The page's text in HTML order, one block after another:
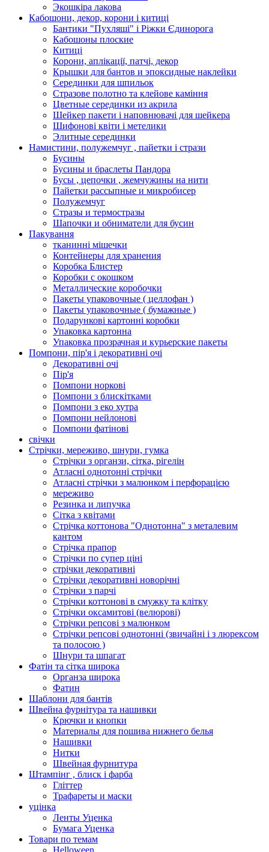
Экошкiра лакова
Кабошони, декор, корони і китиці
Бантики "Пухляші" і Ріжки Єдинорога
Кабошоны плоские
Китиці
Корони, аплікації, патчі, декор
Крышки для бантов и эпоксидные наклейки
Серединки для шпильок
Стразове полотно та клейове каміння
Цветные серединки из акрила
Шейкер пакети і наповнювачі для шейкера
Шифонові квіти і метелики
Элитные серединки
Намистини, полужемчуг , пайетки і стрази
Бусины
Бусины и браслеты Пандора
Бусы , цепочки , жемчужины на нити
Пайетки рассыпные и микробисер
Полужемчуг
Стразы и термостразы
Шапочки и обниматели для бусин
Пакування
тканинні мішечки
Контейнеры для хранения
Коробка Блистер
Коробки с окошком
Металлические коробочки
Пакеты упаковочные ( целлофан )
Пакеты упаковочные ( бумажные )
Подарункові картонні коробки
Упаковка картонна
Упаковка прозрачная и курьерские пакеты
Помпони, пір'я і декоративні очі
Декоративні очі
Пір'я
Помпони норкові
Помпони з блискітками
Помпони з еко хутра
Помпони нейлонові
Помпони фатінові
свічки
Стрічки, мереживо, шнури, гумка
Стрічки з органзи, сітка, рігелін
Атласні однотонні стрічки
Атласні стрічки з малюнком і перфорацією
мереживо
Резинка и липучка
Сітка з квітами
Стрічка коттонова "Однотонна" з металевим
кантом
Стрічка прапор
Стрічки по супер ціні
стрічки декоративні
Стрічки декоративні новорічні
Стрічки з парчі
Стрічки коттонові в смужку та клітку
Стрічки оксамитові (велюрові)
Стрічки репсові з малюнком
Стрічки репсові однотонні (звичайні і з люрексом
та полосою )
Шнури та шпагат
Фатін та сітка широка
Органза широка
Фатин
Шаблони для бантів
Швейна фурнітура та нашивки
Крючки и кнопки
Материалы для пошива нижнего белья
Нашивки
Нитки
Швейная фурнитура
Штампінг , блиск і фарба
Гліттер
Трафареты и маски
уцінка
Ленты Уценка
Бумага Уценка
Товари по темам
Helloween